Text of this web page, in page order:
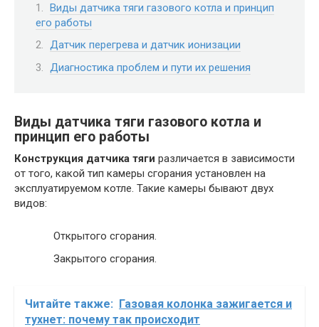
Виды датчика тяги газового котла и принцип
его работы
Датчик перегрева и датчик ионизации
Диагностика проблем и пути их решения
Виды датчика тяги газового котла и
принцип его работы
Конструкция датчика тяги различается в зависимости
от того, какой тип камеры сгорания установлен на
эксплуатируемом котле. Такие камеры бывают двух
видов:
Открытого сгорания.
Закрытого сгорания.
Читайте также: Газовая колонка зажигается и
тухнет: почему так происходит